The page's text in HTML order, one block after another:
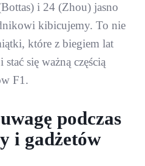
i 24 (Zhou) jasno
kibicujemy. To nie
które z biegiem lat
się ważną częścią
F1.
podczas
i gadżetów